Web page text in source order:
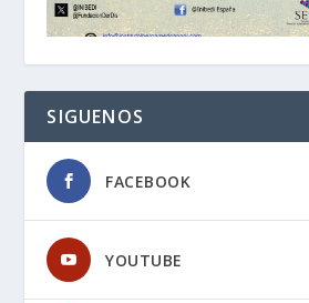
SIGUENOS
FACEBOOK
YOUTUBE